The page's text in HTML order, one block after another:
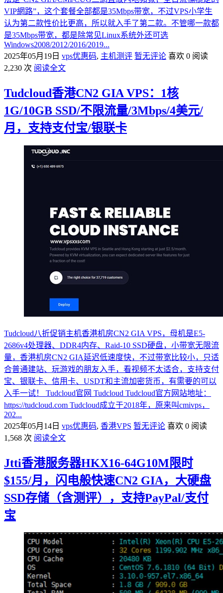
VIP網路”，这个套餐全部都是35Mbps带宽，不过VPS小学生
认为第二款性价比更高，所以就入手了第二款。不管哪一款都
是35Mbps带宽，都是除常见Linux系统外还可选
Windows2008/2012/2016/2019...
2025年05月19日 vps优惠码, 主机测评 暂无评论 喜欢 0 阅读
2,230 次 阅读全文
Tudcloud香港CN2 GIA VPS：1核
1G/10GB SSD/不限流量/3Mbps/4美元/
月，支持支付宝/银联卡
Tudcloud八折促销主机香港机房CN2 GIA VPS，母机是E5-
2686v4处理器、DDR4内存、Raid-10 SSD硬盘，小带宽无限流
量，香港机房CN2 GIA延迟低速度快，不过带宽比较小，只适
合普通建站、玩游戏的朋友入手，看视频不太适合，支持支付
宝、银联卡、信用卡、USDT和主流加密货币，有需要的可以
入手一试！ Tudcloud官网 Tudcloud Tudcloud官方网站地址：
https://tudcloud.com Tudcloud成立于2018年，原来叫cmivps，
202...
2025年05月14日 vps优惠码, 香港VPS 暂无评论 喜欢 0 阅读
1,568 次 阅读全文
Jtti香港服务器HKX16-64G10M限时
$155/月，闪电般快速CN2 GIA，大硬盘
SSD存储（含测评），支持PayPal/支付
宝